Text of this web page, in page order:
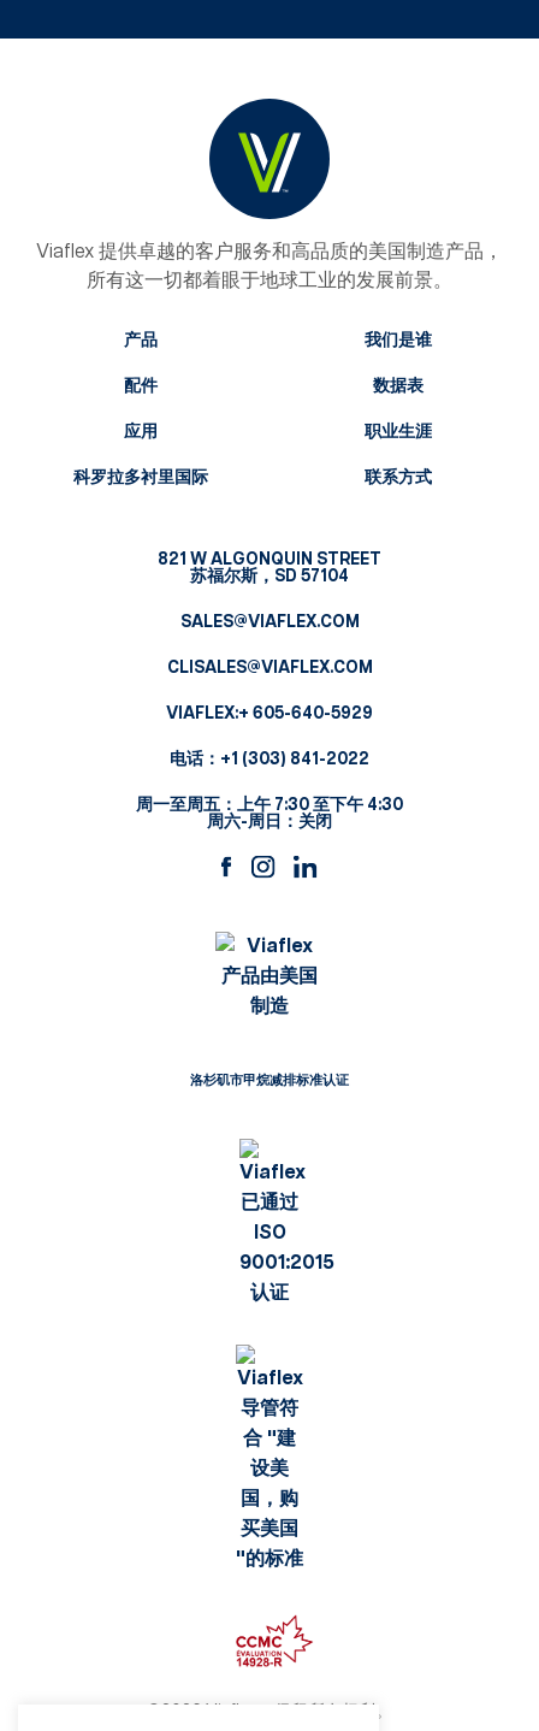
Viaflex 提供卓越的客户服务和高品质的美国制造产品，
所有这一切都着眼于地球工业的发展前景。
产品
配件
应用
科罗拉多衬里国际
我们是谁
数据表
职业生涯
联系方式
821 W ALGONQUIN STREET
苏福尔斯，SD 57104
SALES@VIAFLEX.COM
CLISALES@VIAFLEX.COM
VIAFLEX:+ 605-640-5929
电话： +1 (303) 841-2022
周一至周五：上午 7:30 至下午 4:30
周六-周日：关闭
洛杉矶市甲烷减排标准认证
©2026 Viaflex。保留所有权利。